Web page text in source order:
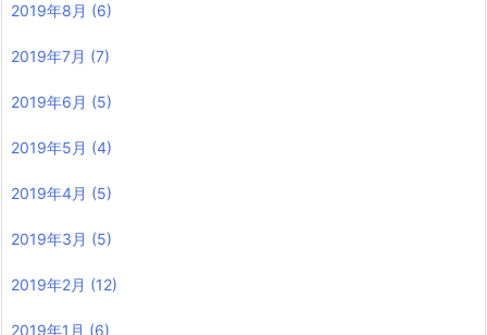
2019年8月 (6)
2019年7月 (7)
2019年6月 (5)
2019年5月 (4)
2019年4月 (5)
2019年3月 (5)
2019年2月 (12)
2019年1月 (6)